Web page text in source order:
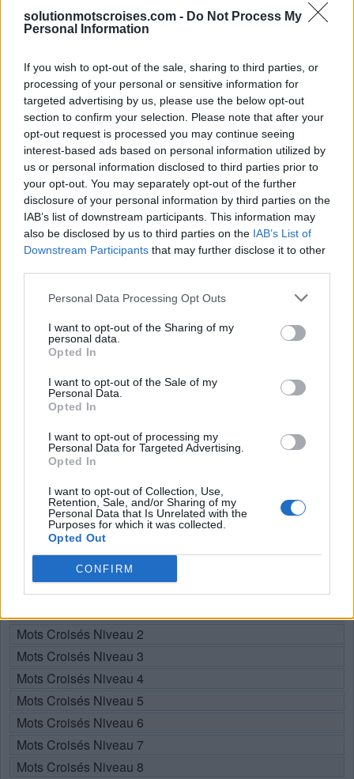
solutionmotscroises.com - Do Not Process My
Personal Information
If you wish to opt-out of the sale, sharing to third parties, or
processing of your personal or sensitive information for
targeted advertising by us, please use the below opt-out
section to confirm your selection. Please note that after your
opt-out request is processed you may continue seeing
interest-based ads based on personal information utilized by
us or personal information disclosed to third parties prior to
your opt-out. You may separately opt-out of the further
disclosure of your personal information by third parties on the
IAB’s list of downstream participants. This information may
also be disclosed by us to third parties on the IAB’s List of
Downstream Participants that may further disclose it to other
Personal Data Processing Opt Outs
I want to opt-out of the Sharing of my
personal data.
Opted In
I want to opt-out of the Sale of my
Personal Data.
Opted In
I want to opt-out of processing my
Personal Data for Targeted Advertising.
Opted In
I want to opt-out of Collection, Use,
Retention, Sale, and/or Sharing of my
Personal Data that Is Unrelated with the
Purposes for which it was collected.
Opted Out
CONFIRM
Recherche par lettres. Entrez
toutes les lettres du puzzle:
Recherche
puzzle:
Chercher
Sélectionnez votre puzzle:
Puzzle introuvable.
Choisissez votre niveau:
Mots Croisés Niveau 2
Mots Croisés Niveau 3
Mots Croisés Niveau 4
Mots Croisés Niveau 5
Mots Croisés Niveau 6
Mots Croisés Niveau 7
Mots Croisés Niveau 8